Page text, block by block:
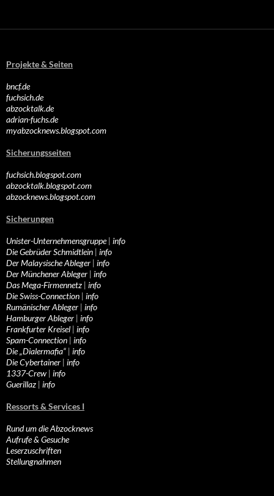
Projekte & Seiten
bncf.de
fuchsich.de
abzocktalk.de
adrian-fuchs.de
myabzocknews.blogspot.com
Sicherungsseiten
fuchsich.blogspot.com
abzocktalk.blogspot.com
abzocknews.blogspot.com
Sicherungen
Unister-Unternehmensgruppe| info
Die Gebrüder Schmidtlein | info
Der Malaysische Ableger | info
Der Münchener Ableger | info
Das Mega-Firmennetz | info
Die Swiss-Connection | info
Rumänischer Ableger | info
Hamburger Ableger | info
Frankfurter Kreisel | info
Spam-Connection | info
Die „Dialermafia“ | info
Die Cybertainer | info
1337-Crew | info
Guerillaz | info
Ressorts & Services I
Rund um die Abzocknews
Aufrufe & Gesuche
Leserzuschriften
Stellungnahmen